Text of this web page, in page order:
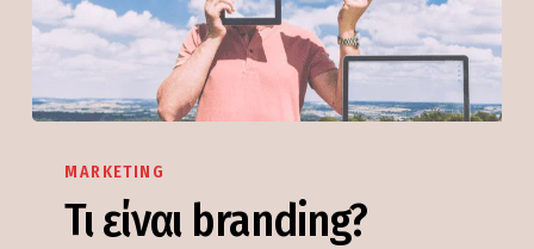
είναι
branding?
MARKETING
Τι είναι branding?